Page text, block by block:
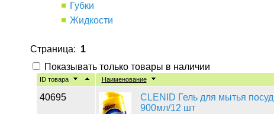
Губки
Жидкости
Страница: 1
Показывать только товары в наличии
ID товара Наименование
40695
CLENID Гель для мытья
900мл/12 шт